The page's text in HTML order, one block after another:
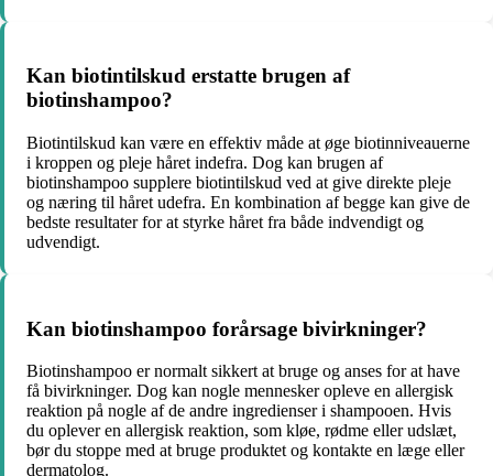
Kan biotintilskud erstatte brugen af
biotinshampoo?
Biotintilskud kan være en effektiv måde at øge biotinniveauerne
i kroppen og pleje håret indefra. Dog kan brugen af
biotinshampoo supplere biotintilskud ved at give direkte pleje
og næring til håret udefra. En kombination af begge kan give de
bedste resultater for at styrke håret fra både indvendigt og
udvendigt.
Kan biotinshampoo forårsage bivirkninger?
Biotinshampoo er normalt sikkert at bruge og anses for at have
få bivirkninger. Dog kan nogle mennesker opleve en allergisk
reaktion på nogle af de andre ingredienser i shampooen. Hvis
du oplever en allergisk reaktion, som kløe, rødme eller udslæt,
bør du stoppe med at bruge produktet og kontakte en læge eller
dermatolog.